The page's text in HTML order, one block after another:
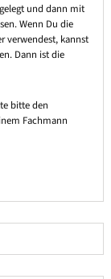
und dann mit
Wenn Du die
verwendest, kannst
Dann ist die
bitte den
Fachmann